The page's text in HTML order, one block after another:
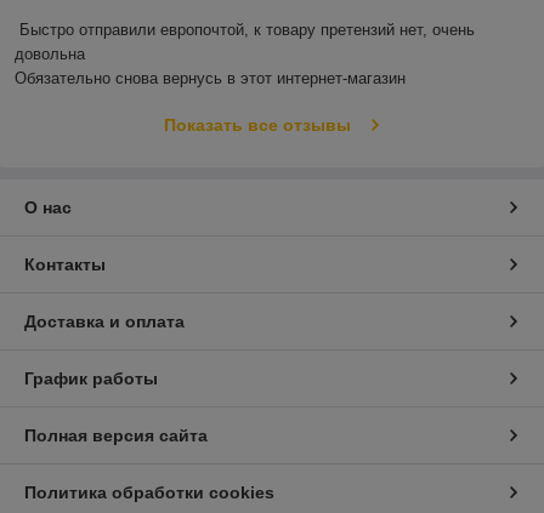
Быстро отправили европочтой, к товару претензий нет, очень
довольна
Обязательно снова вернусь в этот интернет-магазин
Показать все отзывы
О нас
Контакты
Доставка и оплата
График работы
Полная версия сайта
Политика обработки cookies